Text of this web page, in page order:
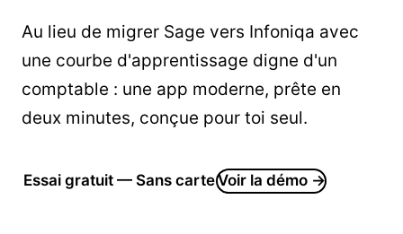
Au lieu de migrer Sage vers Infoniqa avec
une courbe d'apprentissage digne d'un
comptable : une app moderne, prête en
deux minutes, conçue pour toi seul.
Essai gratuit — Sans carteVoir la démo →